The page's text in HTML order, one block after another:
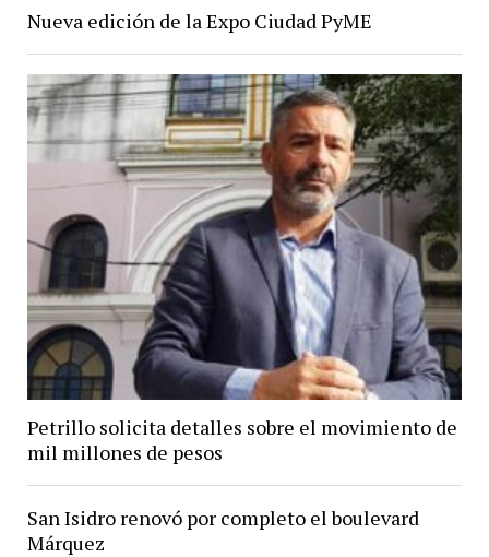
Nueva edición de la Expo Ciudad PyME
Petrillo solicita detalles sobre el movimiento de
mil millones de pesos
San Isidro renovó por completo el boulevard
Márquez